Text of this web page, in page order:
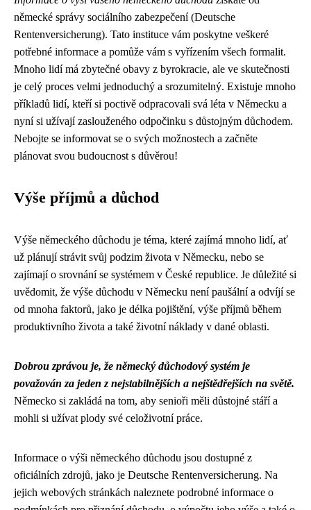
německé správy sociálního zabezpečení (Deutsche
Rentenversicherung). Tato instituce vám poskytne veškeré
potřebné informace a pomůže vám s vyřízením všech formalit.
Mnoho lidí má zbytečné obavy z byrokracie, ale ve skutečnosti
je celý proces velmi jednoduchý a srozumitelný. Existuje mnoho
příkladů lidí, kteří si poctivě odpracovali svá léta v Německu a
nyní si užívají zaslouženého odpočinku s důstojným důchodem.
Nebojte se informovat se o svých možnostech a začněte
plánovat svou budoucnost s důvěrou!
Výše příjmů a důchod
Výše německého důchodu je téma, které zajímá mnoho lidí, ať
už plánují strávit svůj podzim života v Německu, nebo se
zajímají o srovnání se systémem v České republice. Je důležité si
uvědomit, že výše důchodu v Německu není paušální a odvíjí se
od mnoha faktorů, jako je délka pojištění, výše příjmů během
produktivního života a také životní náklady v dané oblasti.
Dobrou zprávou je, že německý důchodový systém je
považován za jeden z nejstabilnějších a nejštědřejších na světě.
Německo si zakládá na tom, aby senioři měli důstojné stáří a
mohli si užívat plody své celoživotní práce.
Informace o výši německého důchodu jsou dostupné z
oficiálních zdrojů, jako je Deutsche Rentenversicherung. Na
jejich webových stránkách naleznete podrobné informace o